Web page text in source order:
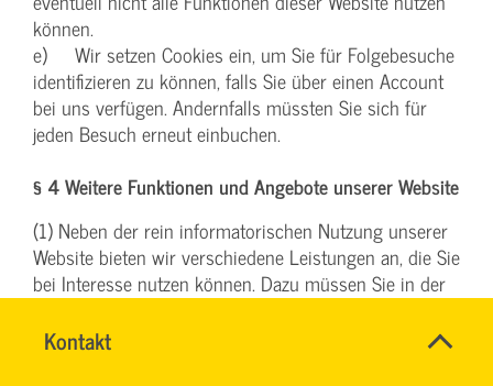
Kontakt
TEAM
Name*
können.
e) Wir setzen Cookies ein, um Sie für Folgebesuche
identifizieren zu können, falls Sie über einen Account
bei uns verfügen. Andernfalls müssten Sie sich für
jeden Besuch erneut einbuchen.
§ 4 Weitere Funktionen und Angebote unserer Website
(1) Neben der rein informatorischen Nutzung unserer
Website bieten wir verschiedene Leistungen an, die Sie
bei Interesse nutzen können. Dazu müssen Sie in der
wir zur Erbringung der jeweiligen Leistung nutzen und